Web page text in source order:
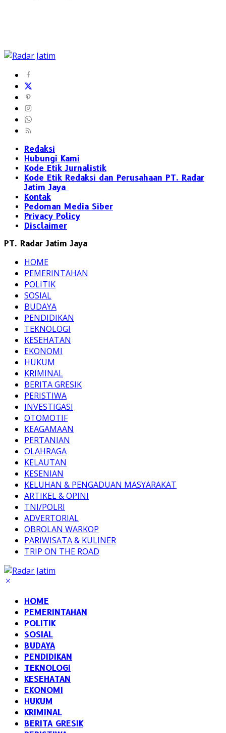
Redaksi
Hubungi Kami
Kode Etik Jurnalistik
Kode Etik Redaksi dan Perusahaan PT. Radar
Jatim Jaya
Kontak
Pedoman Media Siber
Privacy Policy
Disclaimer
PT. Radar Jatim Jaya
HOME
PEMERINTAHAN
POLITIK
SOSIAL
BUDAYA
PENDIDIKAN
TEKNOLOGI
KESEHATAN
EKONOMI
HUKUM
KRIMINAL
BERITA GRESIK
PERISTIWA
INVESTIGASI
OTOMOTIF
KEAGAMAAN
PERTANIAN
OLAHRAGA
KELAUTAN
KESENIAN
KELUHAN & PENGADUAN MASYARAKAT
ARTIKEL & OPINI
TNI/POLRI
ADVERTORIAL
OBROLAN WARKOP
PARIWISATA & KULINER
TRIP ON THE ROAD
HOME
PEMERINTAHAN
POLITIK
SOSIAL
BUDAYA
PENDIDIKAN
TEKNOLOGI
KESEHATAN
EKONOMI
HUKUM
KRIMINAL
BERITA GRESIK